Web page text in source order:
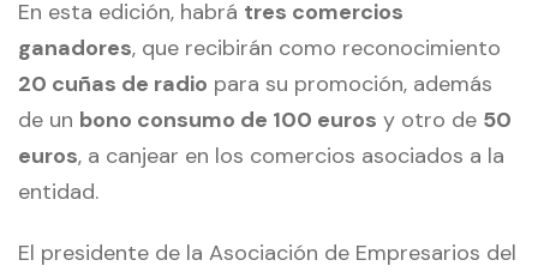
En esta edición, habrá tres comercios
ganadores, que recibirán como reconocimiento
20 cuñas de radio para su promoción, además
de un bono consumo de 100 euros y otro de 50
euros, a canjear en los comercios asociados a la
entidad.
El presidente de la Asociación de Empresarios del